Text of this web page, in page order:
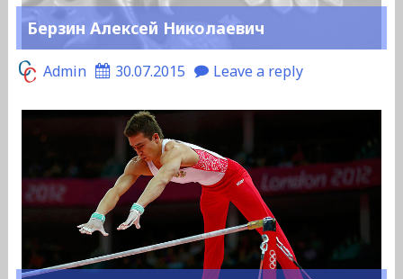
Берзин Алексей Николаевич
Admin 30.07.2015 Leave a reply